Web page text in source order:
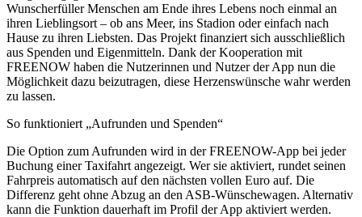
Wunscherfüller Menschen am Ende ihres Lebens noch einmal an
ihren Lieblingsort – ob ans Meer, ins Stadion oder einfach nach
Hause zu ihren Liebsten. Das Projekt finanziert sich ausschließlich
aus Spenden und Eigenmitteln. Dank der Kooperation mit
FREENOW haben die Nutzerinnen und Nutzer der App nun die
Möglichkeit dazu beizutragen, diese Herzenswünsche wahr werden
zu lassen.
So funktioniert „Aufrunden und Spenden“
Die Option zum Aufrunden wird in der FREENOW-App bei jeder
Buchung einer Taxifahrt angezeigt. Wer sie aktiviert, rundet seinen
Fahrpreis automatisch auf den nächsten vollen Euro auf. Die
Differenz geht ohne Abzug an den ASB-Wünschewagen. Alternativ
kann die Funktion dauerhaft im Profil der App aktiviert werden.